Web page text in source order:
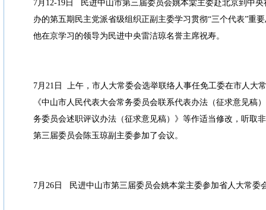
7月12-19日 民进中山市第三届委员会姚本棠主委赴北京到中
办的第五期民主党派省级组织正副主委学习贯彻“三个代表”重
他在京学习的领导为民进中央雷洁琼名誉主席祝寿。
7月21日 上午，市人大常委会选举联络人事任免工委在市人大
《中山市人民代表大会常务委员会联系代表办法（征求意见稿
务委员会述职评议办法（征求意见稿）》等作适当修改，听取
第三届委员会陈玉琼副主委参加了会议。
7月26日 民进中山市第三届委员会姚本棠主委参加省人大常委